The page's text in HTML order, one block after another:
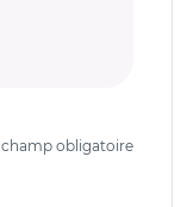
champ obligatoire